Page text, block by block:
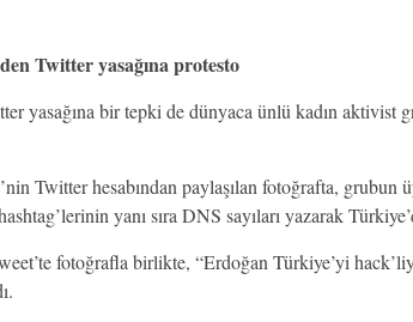
Twitter yasağına protesto
yasağına bir tepki de dünyaca ünlü kadın aktivist
Twitter hesabından paylaşılan fotoğrafta, grubun
yanı sıra DNS sayıları yazarak
fotoğrafla birlikte, “Erdoğan Türkiye’yi